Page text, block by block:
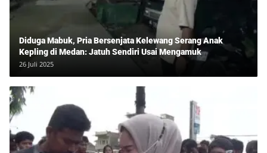
Diduga Mabuk, Pria Bersenjata Kelewang Serang Anak
Kepling di Medan: Jatuh Sendiri Usai Mengamuk
26 Juli 2025